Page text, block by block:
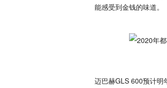
能感受到金钱的味道。
迈巴赫GLS 600预计明